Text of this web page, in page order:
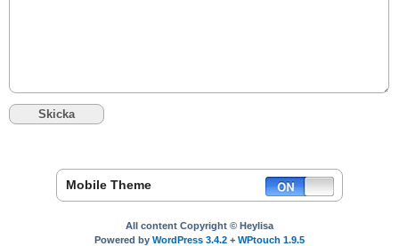
Mobile Theme
All content Copyright © Heylisa
Powered by WordPress 3.4.2 + WPtouch 1.9.5